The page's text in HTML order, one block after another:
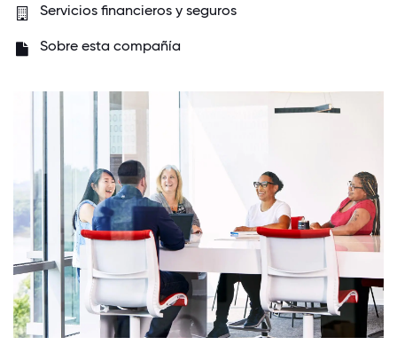
Servicios financieros y seguros
Sobre esta compañía